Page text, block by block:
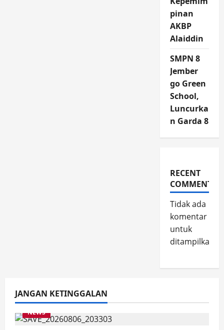
pinan
AKBP
Alaiddin
SMPN 8
Jember
go Green
School,
Luncurka
n Garda 8
RECENT
COMMENTS
Tidak ada
komentar
untuk
ditampilkan.
JANGAN KETINGGALAN
NEWS